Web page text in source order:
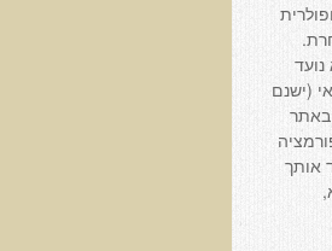
(ישנם
באתר
אותך